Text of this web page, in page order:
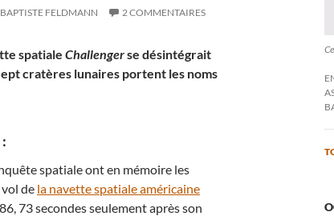
FELDMANN 2 COMMENTAIRES
spatiale Challengerse désintégrait
cratères lunaires portent les noms
spatiale ont en mémoire les
de la navette spatiale américaine
73 secondes seulement après son